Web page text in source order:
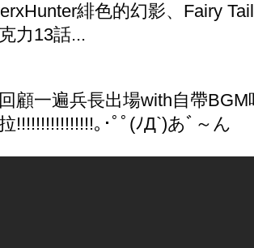
緋色的幻影、Fairy
力13話...
顧一遍兵長出場with自帶BGM
!!!!!!!!!!!!!!!!｡･ﾟﾟ(ﾉД`)あﾞ～ん